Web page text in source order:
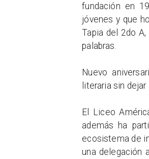
fundación en
jóvenes y que
Tapia del 2do
palabras.
Nuevo
literaria sin
El Liceo
además ha
ecosistema de
una delegación